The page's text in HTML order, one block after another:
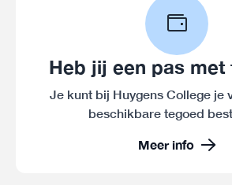
Heb jij een pas met
Je kunt bij Huygens College je
beschikbare tegoed
Meer info